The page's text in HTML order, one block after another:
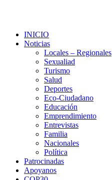
INICIO
Noticias
Locales – Regionales
Sexualiad
Turismo
Salud
Deportes
Eco-Ciudadano
Educación
Emprendimiento
Entrevistas
Familia
Nacionales
Política
Patrocinadas
Apoyanos